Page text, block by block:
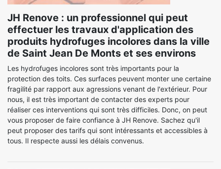
JH Renove : un professionnel qui peut
effectuer les travaux d'application des
produits hydrofuges incolores dans la ville
de Saint Jean De Monts et ses environs
Les hydrofuges incolores sont très importants pour la
protection des toits. Ces surfaces peuvent monter une certaine
fragilité par rapport aux agressions venant de l'extérieur. Pour
nous, il est très important de contacter des experts pour
réaliser ces interventions qui sont très difficiles. Donc, on peut
vous proposer de faire confiance à JH Renove. Sachez qu'il
peut proposer des tarifs qui sont intéressants et accessibles à
tous. Il respecte aussi les délais convenus.